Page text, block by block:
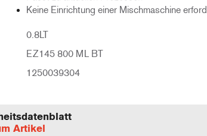
Keine Einrichtung einer Mischmaschine
0.8LT
EZ145 800 ML BT
1250039304
Artikel